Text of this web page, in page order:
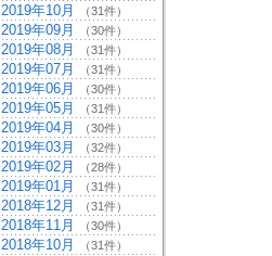
2019年10月 （31件）
2019年09月 （30件）
2019年08月 （31件）
2019年07月 （31件）
2019年06月 （30件）
2019年05月 （31件）
2019年04月 （30件）
2019年03月 （32件）
2019年02月 （28件）
2019年01月 （31件）
2018年12月 （31件）
2018年11月 （30件）
2018年10月 （31件）